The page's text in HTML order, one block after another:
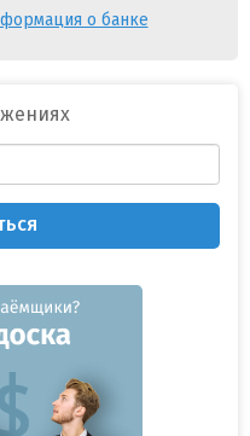
о банке